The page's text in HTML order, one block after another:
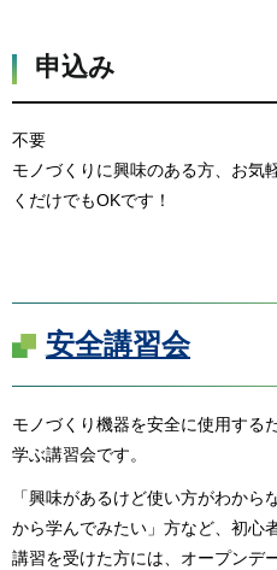
申込み
不要
モノづくりに興味のある方、お気
くだけでもOKです！
安全講習会
モノづくり機器を安全に使用する
学ぶ講習会です。
「興味があるけど使い方がわか
から学んでみたい」方など、初心
講習を受けた方には、オープンデ